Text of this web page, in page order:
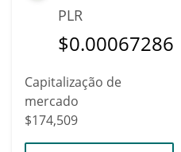
PLR
$0.00067286
Capitalização de
mercado
$174,509